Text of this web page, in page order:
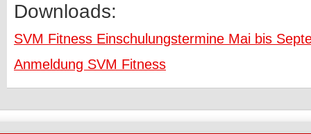
Downloads:
SVM Fitness Einschulungstermine Mai bis
Anmeldung SVM Fitness